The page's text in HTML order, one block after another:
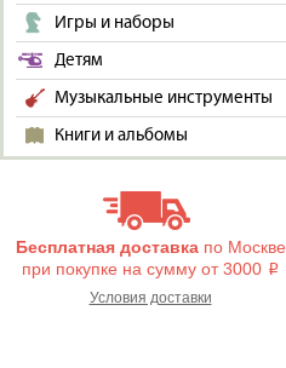
Игры и наборы
Детям
Музыкальные инструменты
Книги и альбомы
Бесплатная доставкапо Москве
при покупке на сумму от 3000 i
Условия доставки